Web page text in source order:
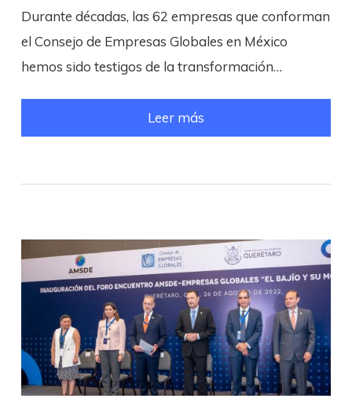
Durante décadas, las 62 empresas que conforman
el Consejo de Empresas Globales en México
hemos sido testigos de la transformación…
Leer más